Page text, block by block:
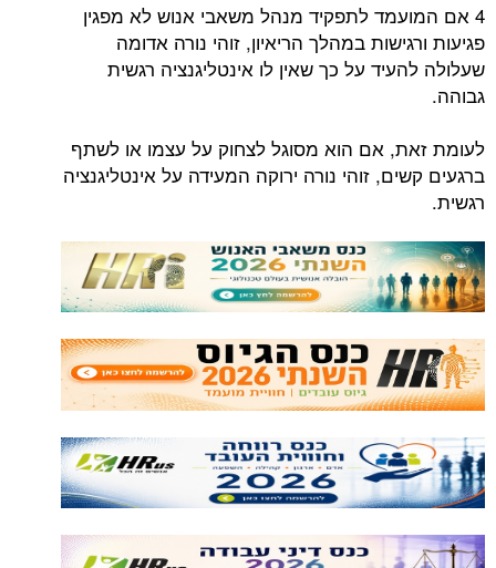
4 אם המועמד לתפקיד מנהל משאבי אנוש לא מפגין
פגיעות ורגישות במהלך הריאיון, זוהי נורה אדומה
שעלולה להעיד על כך שאין לו אינטליגנציה רגשית
גבוהה.
לעומת זאת, אם הוא מסוגל לצחוק על עצמו או לשתף
ברגעים קשים, זוהי נורה ירוקה המעידה על אינטליגנציה
רגשית.